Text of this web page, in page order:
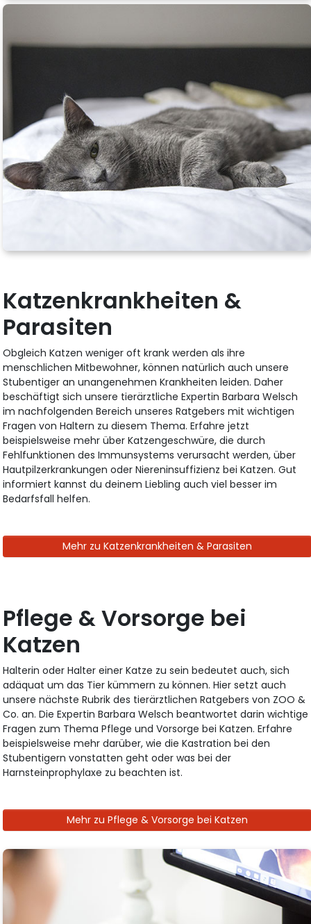
Katzenkrankheiten &
Parasiten
Obgleich Katzen weniger oft krank werden als ihre
menschlichen Mitbewohner, können natürlich auch unsere
Stubentiger an unangenehmen Krankheiten leiden. Daher
beschäftigt sich unsere tierärztliche Expertin Barbara Welsch
im nachfolgenden Bereich unseres Ratgebers mit wichtigen
Fragen von Haltern zu diesem Thema. Erfahre jetzt
beispielsweise mehr über Katzengeschwüre, die durch
Fehlfunktionen des Immunsystems verursacht werden, über
Hautpilzerkrankungen oder Niereninsuffizienz bei Katzen. Gut
informiert kannst du deinem Liebling auch viel besser im
Bedarfsfall helfen.
Mehr zu Katzenkrankheiten & Parasiten
Pflege & Vorsorge bei
Katzen
Halterin oder Halter einer Katze zu sein bedeutet auch, sich
adäquat um das Tier kümmern zu können. Hier setzt auch
unsere nächste Rubrik des tierärztlichen Ratgebers von ZOO &
Co. an. Die Expertin Barbara Welsch beantwortet darin wichtige
Fragen zum Thema Pflege und Vorsorge bei Katzen. Erfahre
beispielsweise mehr darüber, wie die Kastration bei den
Stubentigern vonstatten geht oder was bei der
Harnsteinprophylaxe zu beachten ist.
Mehr zu Pflege & Vorsorge bei Katzen